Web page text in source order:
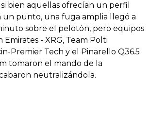
si bien aquellas ofrecían un perfil
un punto, una fuga amplia llegó a
sobre el pelotón, pero equipos
Emirates - XRG, Team Polti
Premier Tech y el Pinarello Q36.5
tomaron el mando de la
neutralizándola.